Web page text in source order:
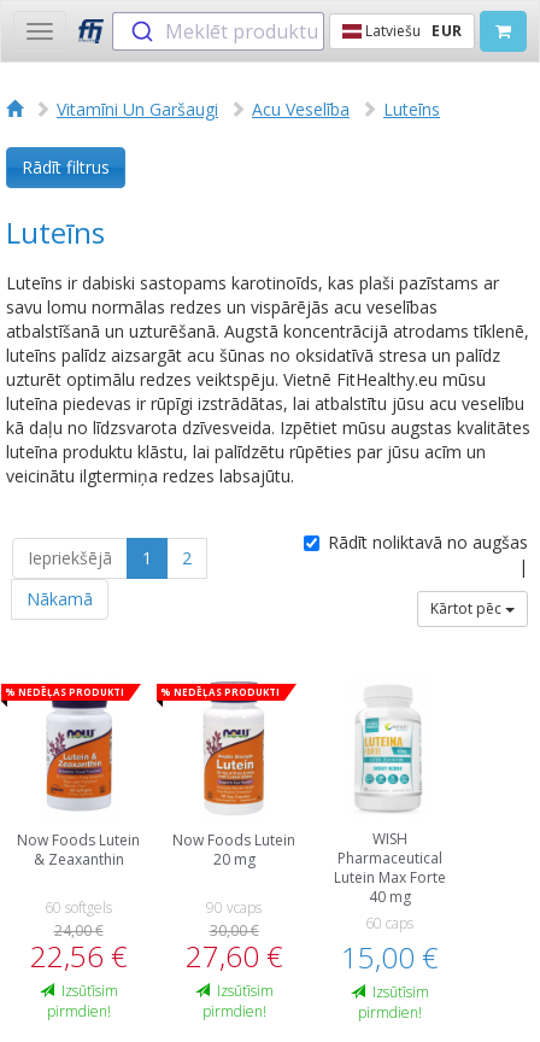
Toggle
navigation
Meklēt produktu Latviešu EUR
Vitamīni Un Garšaugi Acu Veselība Luteīns
Rādīt filtrus
Luteīns
Luteīns ir dabiski sastopams karotinoīds, kas plaši pazīstams ar
savu lomu normālas redzes un vispārējās acu veselības
atbalstīšanā un uzturēšanā. Augstā koncentrācijā atrodams tīklenē,
luteīns palīdz aizsargāt acu šūnas no oksidatīvā stresa un palīdz
uzturēt optimālu redzes veiktspēju. Vietnē FitHealthy.eu mūsu
luteīna piedevas ir rūpīgi izstrādātas, lai atbalstītu jūsu acu veselību
kā daļu no līdzsvarota dzīvesveida. Izpētiet mūsu augstas kvalitātes
luteīna produktu klāstu, lai palīdzētu rūpēties par jūsu acīm un
veicinātu ilgtermiņa redzes labsajūtu.
Iepriekšējā 1
2
Nākamā
Rādīt noliktavā no augšas
|
Kārtot pēc
% Nedēļas produkti
Now Foods Lutein
& Zeaxanthin
60 softgels
24,00 €
22,56 €
Izsūtīsim
pirmdien!
% Nedēļas produkti
Now Foods Lutein
20 mg
90 vcaps
30,00 €
27,60 €
Izsūtīsim
pirmdien!
WISH
Pharmaceutical
Lutein Max Forte
40 mg
60 caps
15,00 €
Izsūtīsim
pirmdien!